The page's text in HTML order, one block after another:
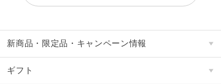
新商品・限定品・キャンペーン情報
ギフト